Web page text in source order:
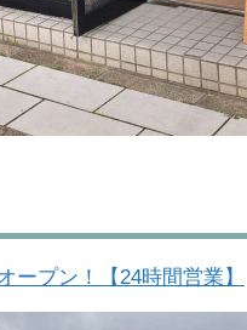
ープン！【24時間営業】